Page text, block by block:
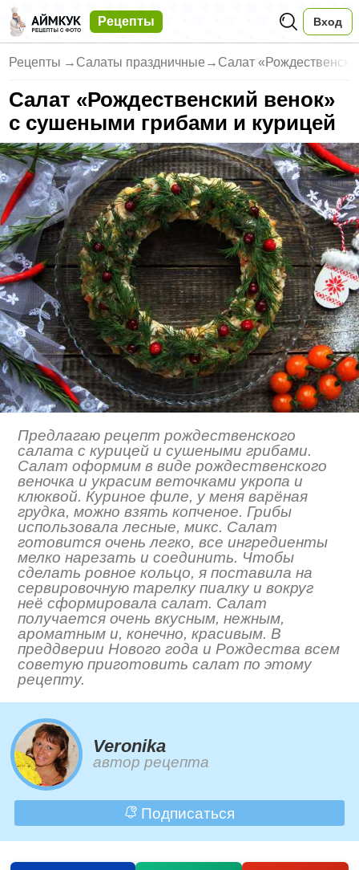
Рецепты Вход
Рецепты → Салаты праздничные → Салат
Салат «Рождественский венок»
с сушеными грибами и курицей
Предлагаю рецепт рождественского
салата с курицей и сушеными грибами.
Салат оформим в виде рождественского
веночка и украсим веточками укропа и
клюквой. Куриное филе, у меня варёная
грудка, можно взять копченое. Грибы
использовала лесные, микс. Салат
готовится очень легко, все ингредиенты
мелко нарезать и соединить. Чтобы
сделать ровное кольцо, я поставила на
сервировочную тарелку пиалку и вокруг
неё сформировала салат. Салат
получается очень вкусным, нежным,
ароматным и, конечно, красивым. В
преддверии Нового года и Рождества всем
советую приготовить салат по этому
рецепту.
Veronika
автор рецепта
Подписаться